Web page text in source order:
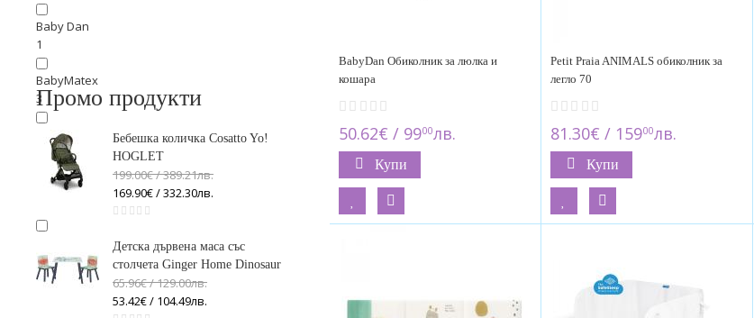
BabyDan Обиколник за люлка и
кошара
50.62€ / 9900лв.
Купи
Petit Praia ANIMALS обиколник за
легло 70
81.30€ / 15900лв.
Купи
Baby Dan
1
BabyMatex
3
Chipolino
Cotton Hug
5
Mamas and papas
Промо продукти
Бебешка количка Cosatto Yo!
HOGLET
199.00€ / 389.21лв.
169.90€ / 332.30лв.
Детска дървена маса със
столчета Ginger Home Dinosaur
65.96€ / 129.00лв.
53.42€ / 104.49лв.